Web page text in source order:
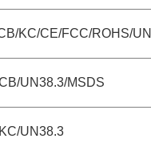
KC/CE/FCC/ROHS/
UN38.3/MSDS
UN38.3